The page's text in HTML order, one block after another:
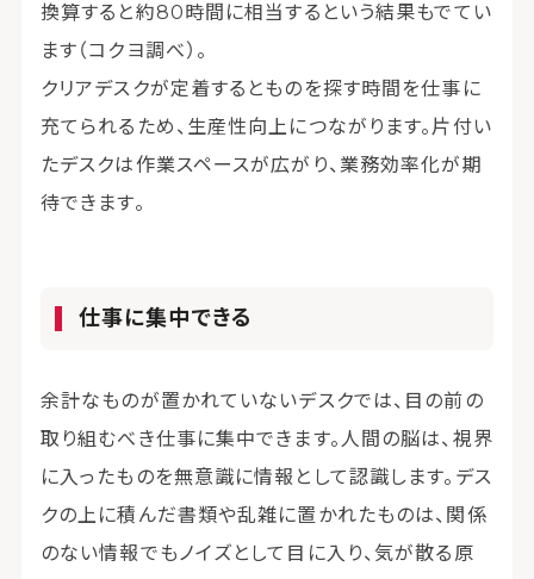
換算すると約80時間に相当するという結果もでてい
ます（コクヨ調べ）。
クリアデスクが定着するとものを探す時間を仕事に
充てられるため、生産性向上につながります。片付い
たデスクは作業スペースが広がり、業務効率化が期
待できます。
仕事に集中できる
余計なものが置かれていないデスクでは、目の前の
取り組むべき仕事に集中できます。人間の脳は、視界
に入ったものを無意識に情報として認識します。デス
クの上に積んだ書類や乱雑に置かれたものは、関係
のない情報でもノイズとして目に入り、気が散る原